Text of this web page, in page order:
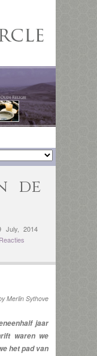
de
July, 2014
Merlin Sythove
jaar
waren we
het pad van